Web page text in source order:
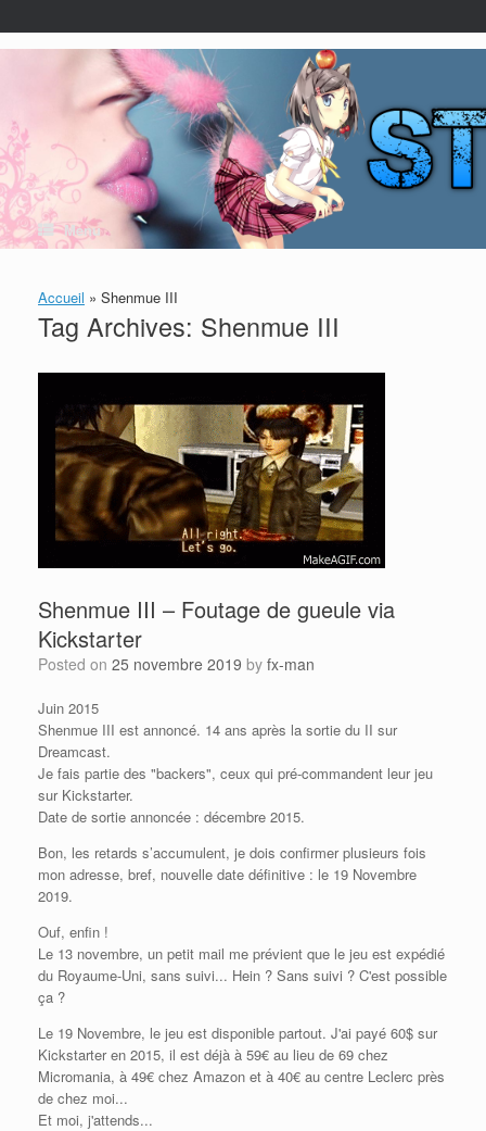
to
content
Menu
Accueil » Shenmue III
Tag Archives: Shenmue III
Shenmue III – Foutage de gueule via
Kickstarter
Posted on 25 novembre 2019 by fx-man
Juin 2015
Shenmue III est annoncé. 14 ans après la sortie du II sur
Dreamcast.
Je fais partie des "backers", ceux qui pré-commandent leur jeu
sur Kickstarter.
Date de sortie annoncée : décembre 2015.
Bon, les retards s’accumulent, je dois confirmer plusieurs fois
mon adresse, bref, nouvelle date définitive : le 19 Novembre
2019.
Ouf, enfin !
Le 13 novembre, un petit mail me prévient que le jeu est expédié
du Royaume-Uni, sans suivi... Hein ? Sans suivi ? C'est possible
ça ?
Le 19 Novembre, le jeu est disponible partout. J'ai payé 60$ sur
Kickstarter en 2015, il est déjà à 59€ au lieu de 69 chez
Micromania, à 49€ chez Amazon et à 40€ au centre Leclerc près
de chez moi...
Et moi, j'attends...